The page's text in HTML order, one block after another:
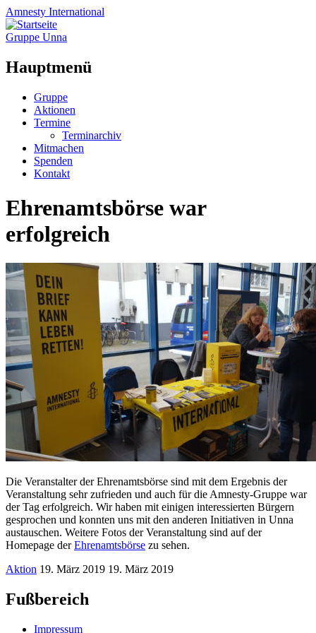
Amnesty International
Gruppe Unna
Hauptmenü
Zum
Inhalt
springen
Gruppe
Aktionen
Termine
Terminarchiv
Mitmachen
Spenden
Kontakt
Ehrenamtsbörse war
erfolgreich
Die Veranstalter der Ehrenamtsbörse sind mit dem Ergebnis der
Veranstaltung sehr zufrieden und auch für die Amnesty-Gruppe war
der Tag erfolgreich. Wir haben mit einigen interessierten Bürgern
gesprochen und konnten uns mit den anderen Initiativen in Unna
austauschen. Weitere Fotos der Veranstaltung sind auf der
Homepage derEhrenamtsbörse zu sehen.
Aktion 19. März 2019 19. März 2019
Fußbereich
Impressum